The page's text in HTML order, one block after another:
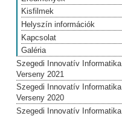
Kisfilmek
Helyszín információk
Kapcsolat
Galéria
Szegedi Innovatív Informatika
Verseny 2021
Szegedi Innovatív Informatika
Verseny 2020
Szegedi Innovatív Informatika